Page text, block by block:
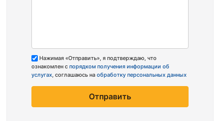
Нажимая «Отправить», я подтверждаю, что
ознакомлен с порядком получения информации об
услугах, соглашаюсь на обработку персональных данных
Отправить